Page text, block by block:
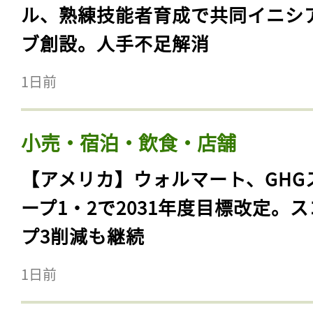
ル、熟練技能者育成で共同イニシ
ブ創設。人手不足解消
1日前
小売・宿泊・飲食・店舗
【アメリカ】ウォルマート、GHG
ープ1・2で2031年度目標改定。
プ3削減も継続
1日前
記事をお気に入りに